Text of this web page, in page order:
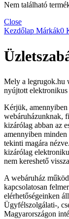
Nem található
Close
Kezdőlap Márkák0
Mely a legrugok.hu
nyújtott elektronikus
Kérjük,
webáruházunknak,
kizárólag abban az
amennyiben
tekinti magára
kizárólag
nem kereshető
A webáruház
kapcsolatosan
elérhetőségeinken
Ügyfélszolgálati-,
Magyarországon